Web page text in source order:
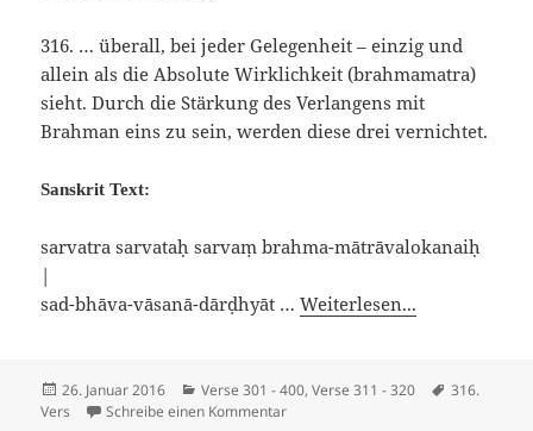
316. … überall, bei jeder Gelegenheit – einzig und
allein als die Absolute Wirklichkeit (brahmamatra)
sieht. Durch die Stärkung des Verlangens mit
Brahman eins zu sein, werden diese drei vernichtet.
Sanskrit Text:
sarvatra sarvataḥ sarvaṃ brahma-mātrāvalokanaiḥ
|
sad-bhāva-vāsanā-dārḍhyāt …Weiterlesen...
Veröffentlicht
am
26. Januar 2016 Kategorien
Verse 301 - 400,Verse 311 - 320
316.
Vers
Schreibe einen Kommentarzu Viveka Chudamani – Vers 316